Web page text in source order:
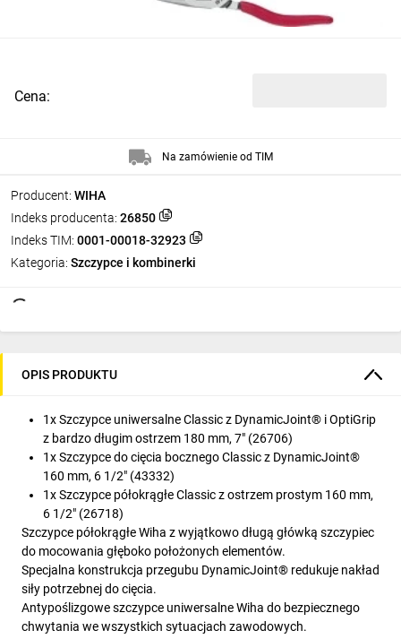
Producent: WIHA
Indeks producenta: 26850
Indeks TIM: 0001-00018-32923
Kategoria: Szczypce i kombinerki
Cena:
Na zamówienie od TIM
OPIS PRODUKTU
1x Szczypce uniwersalne Classic z DynamicJoint® i OptiGrip
z bardzo długim ostrzem 180 mm, 7" (26706)
1x Szczypce do cięcia bocznego Classic z DynamicJoint®
160 mm, 6 1/2" (43332)
1x Szczypce półokrągłe Classic z ostrzem prostym 160 mm,
6 1/2" (26718)
Szczypce półokrągłe Wiha z wyjątkowo długą główką szczypiec
do mocowania głęboko położonych elementów.
Specjalna konstrukcja przegubu DynamicJoint® redukuje nakład
siły potrzebnej do cięcia.
Antypoślizgowe szczypce uniwersalne Wiha do bezpiecznego
chwytania we wszystkich sytuacjach zawodowych.